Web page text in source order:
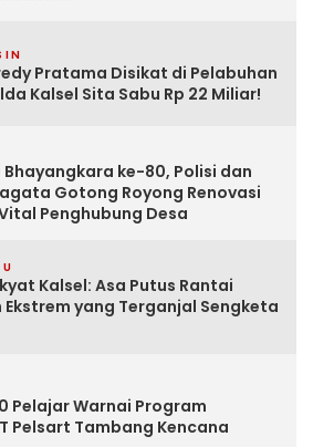
Pratama Disikat di Pelabuhan
Kalsel Sita Sabu Rp 22 Miliar!
Bhayangkara ke-80, Polisi dan
Gotong Royong Renovasi
Penghubung Desa
Kalsel: Asa Putus Rantai
Ekstrem yang Terganjal Sengketa
Pelajar Warnai Program
Pelsart Tambang Kencana